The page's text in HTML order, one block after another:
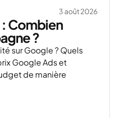
3 août 2026
Combien
?
sur Google ? Quels
Google Ads et
de manière